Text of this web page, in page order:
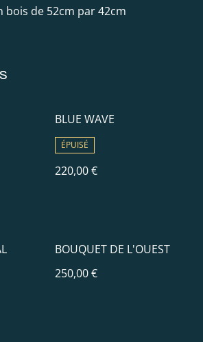
bois de 52cm par 42cm
BLUE WAVE
ÉPUISÉ
220,00 €
BOUQUET DE L'OUEST
250,00 €